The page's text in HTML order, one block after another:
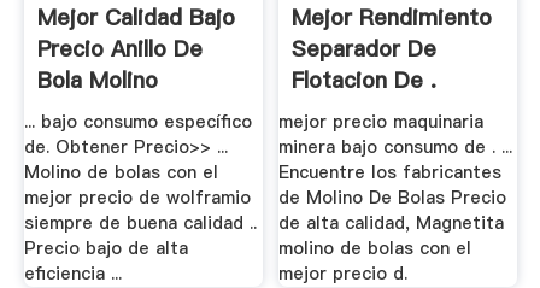
Mejor Calidad Bajo
Precio Anillo De
Bola Molino
... bajo consumo específico
de. Obtener Precio>> ...
Molino de bolas con el
mejor precio de wolframio
siempre de buena calidad ..
Precio bajo de alta
eficiencia ...
Mejor Rendimiento
Separador De
Flotacion De .
mejor precio maquinaria
minera bajo consumo de . ...
Encuentre los fabricantes
de Molino De Bolas Precio
de alta calidad, Magnetita
molino de bolas con el
mejor precio d.